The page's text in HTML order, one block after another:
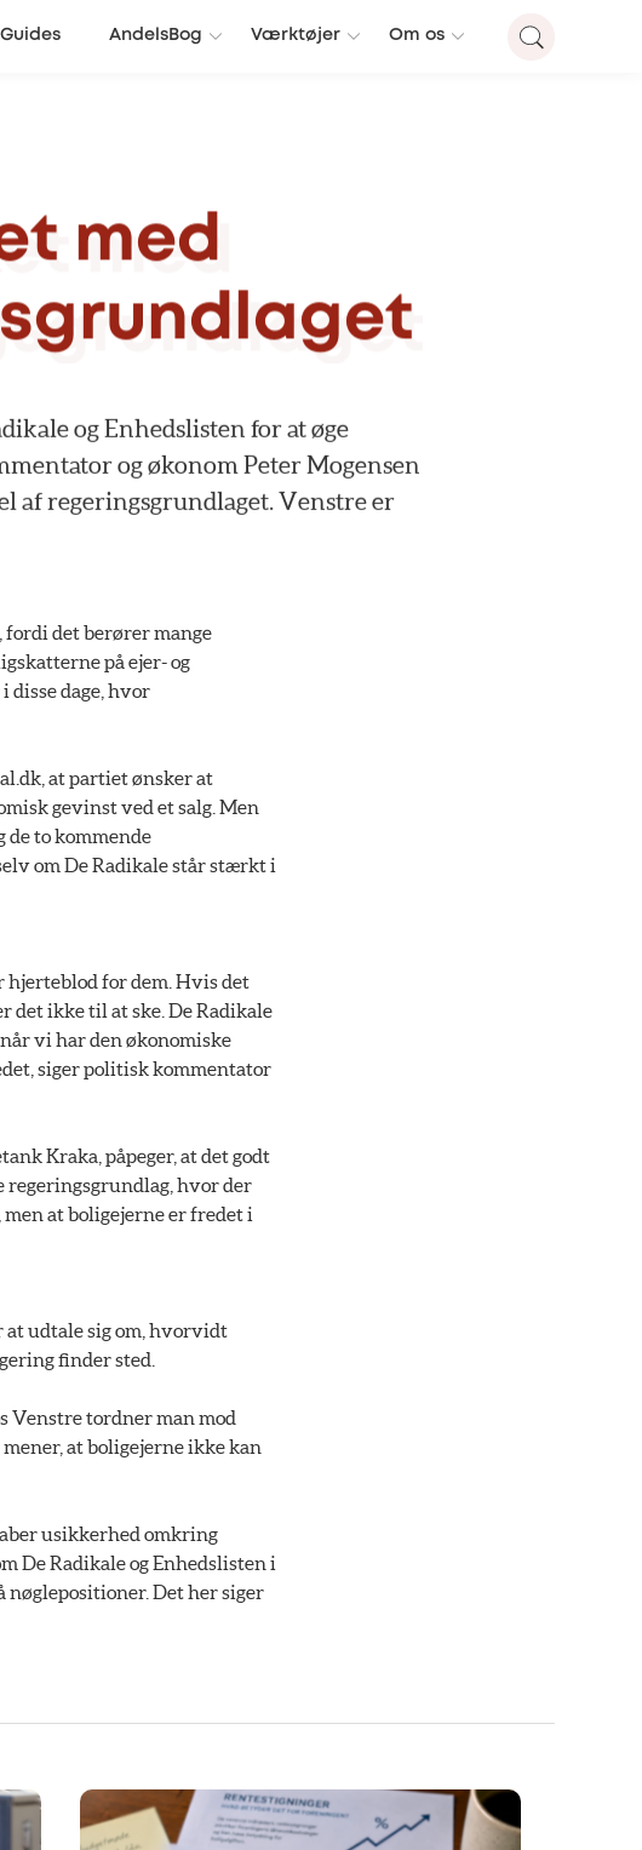
Guides AndelsBog Værktøjer Om os
med
ogEnhedslisten foratøge
og økonom Peter Mogensen
afregeringsgrundlaget.Venstreer
det berører mange
på ejer- og
disse dage, hvor
at partiet ønsker at
gevinst ved et salg. Men
de to kommende
om De Radikale står stærkt i
hjerteblod for dem. Hvis det
det ikke til at ske. De Radikale
vi har den økonomiske
siger politisk kommentator
Kraka, påpeger, at det godt
hvor der
at boligejerne er fredet i
udtale sig om, hvorvidt
finder sted.
Venstre tordner man mod
at boligejerne ikke kan
usikkerhed omkring
De Radikale og Enhedslisten i
nøglepositioner. Det her siger